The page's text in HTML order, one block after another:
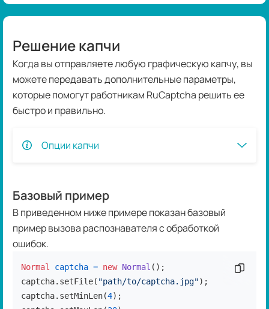
Решение капчи
Когда вы отправляете любую графическую капчу, вы
можете передавать дополнительные параметры,
которые помогут работникам RuCaptcha решить ее
быстро и правильно.
Опции капчи
Базовый пример
В приведенном ниже примере показан базовый
пример вызова распознавателя с обработкой
ошибок.
Normal captcha = new Normal ();
captcha.setFile( "path/to/captcha.jpg");
captcha.setMinLen(4);